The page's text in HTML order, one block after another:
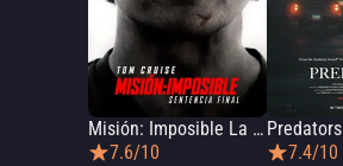
Misión: Imposible La Sentencia Final
7.6/10
Predators
7.4/10